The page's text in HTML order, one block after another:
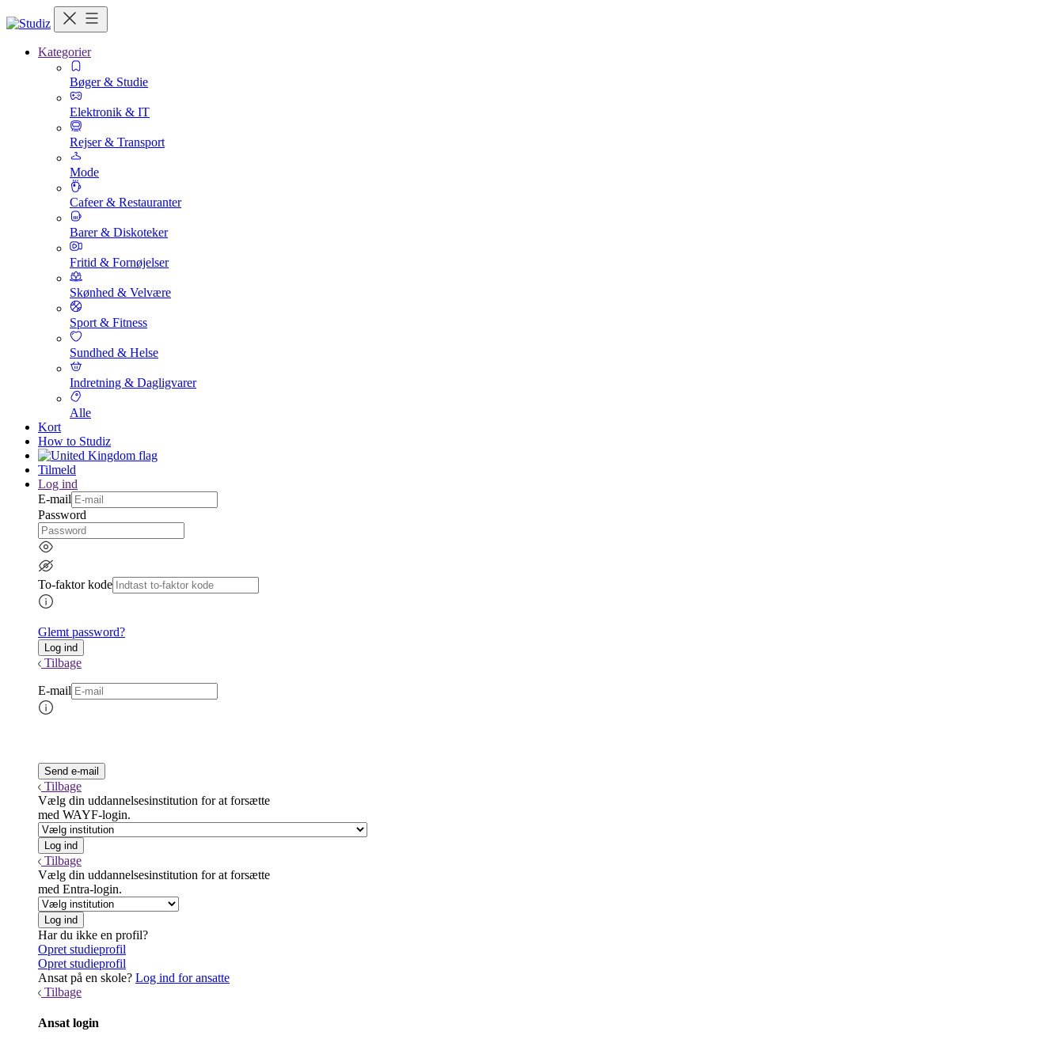
Kategorier
Bøger & Studie
Elektronik & IT
Rejser & Transport
Mode
Cafeer & Restauranter
Barer & Diskoteker
Fritid & Fornøjelser
Skønhed & Velvære
Sport & Fitness
Sundhed & Helse
Indretning & Dagligvarer
Alle
Kort
How to Studiz
Tilmeld
Log ind
E-mail
Password
To-faktor kode
Glemt password?
Tilbage
E-mail
Tilbage
Vælg din uddannelsesinstitution for at forsætte
med WAYF-login.
Tilbage
Vælg din uddannelsesinstitution for at forsætte
med Entra-login.
Har du ikke en profil?
Opret studieprofil
Opret studieprofil
Ansat på en skole? Log ind for ansatte
Tilbage
Ansat login